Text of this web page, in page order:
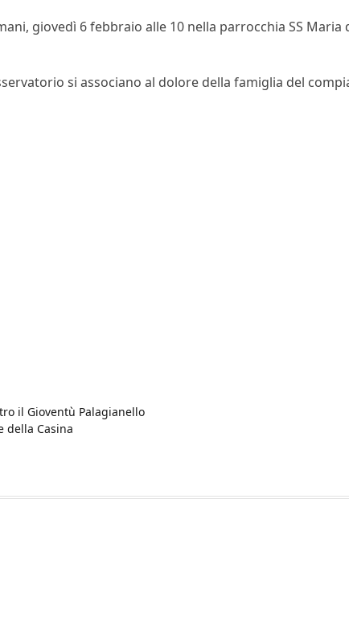
giovedì 6 febbraio alle 10 nella parrocchia SS Maria
si associano al dolore della famiglia del
il Gioventù Palagianello
della Casina